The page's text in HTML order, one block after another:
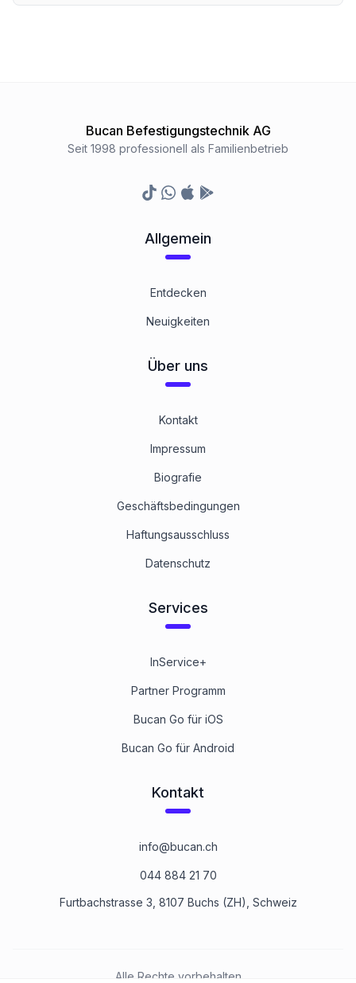
Bucan Befestigungstechnik AG
Seit 1998 professionell als Familienbetrieb
TikTokWhatsapp
Appstore
Google Play Store
Allgemein
Entdecken
Neuigkeiten
Über uns
Kontakt
Impressum
Biografie
Geschäftsbedingungen
Haftungsausschluss
Datenschutz
Services
InService+
Partner Programm
Bucan Go für iOS
Bucan Go für Android
Kontakt
info@bucan.ch
044 884 21 70
Furtbachstrasse 3, 8107 Buchs (ZH), Schweiz
Alle Rechte vorbehalten